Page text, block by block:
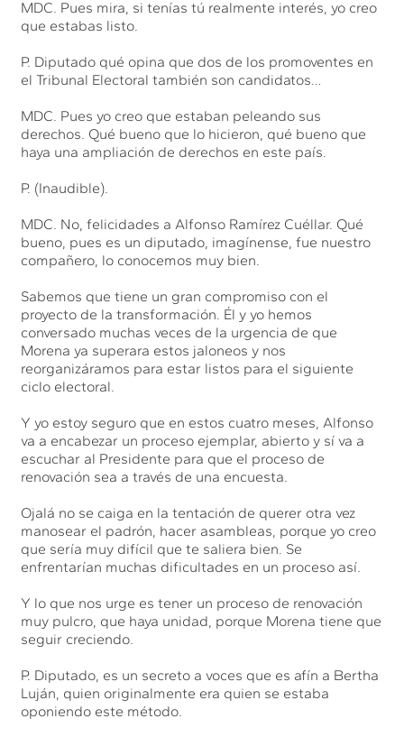
MDC. Pues mira, si tenías tú realmente interés, yo creo
que estabas listo.
P. Diputado qué opina que dos de los promoventes en
el Tribunal Electoral también son candidatos…
MDC. Pues yo creo que estaban peleando sus
derechos. Qué bueno que lo hicieron, qué bueno que
haya una ampliación de derechos en este país.
P. (Inaudible).
MDC. No, felicidades a Alfonso Ramírez Cuéllar. Qué
bueno, pues es un diputado, imagínense, fue nuestro
compañero, lo conocemos muy bien.
Sabemos que tiene un gran compromiso con el
proyecto de la transformación. Él y yo hemos
conversado muchas veces de la urgencia de que
Morena ya superara estos jaloneos y nos
reorganizáramos para estar listos para el siguiente
ciclo electoral.
Y yo estoy seguro que en estos cuatro meses, Alfonso
va a encabezar un proceso ejemplar, abierto y sí va a
escuchar al Presidente para que el proceso de
renovación sea a través de una encuesta.
Ojalá no se caiga en la tentación de querer otra vez
manosear el padrón, hacer asambleas, porque yo creo
que sería muy difícil que te saliera bien. Se
enfrentarían muchas dificultades en un proceso así.
Y lo que nos urge es tener un proceso de renovación
muy pulcro, que haya unidad, porque Morena tiene que
seguir creciendo.
P. Diputado, es un secreto a voces que es afín a Bertha
Luján, quien originalmente era quien se estaba
oponiendo este método.